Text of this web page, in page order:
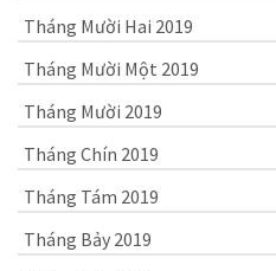
Tháng Mười Hai 2019
Tháng Mười Một 2019
Tháng Mười 2019
Tháng Chín 2019
Tháng Tám 2019
Tháng Bảy 2019